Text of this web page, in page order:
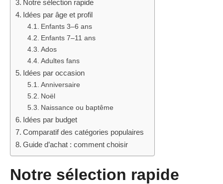
Notre sélection rapide
Idées par âge et profil
Enfants 3–6 ans
Enfants 7–11 ans
Ados
Adultes fans
Idées par occasion
Anniversaire
Noël
Naissance ou baptême
Idées par budget
Comparatif des catégories populaires
Guide d’achat : comment choisir
Notre sélection rapide